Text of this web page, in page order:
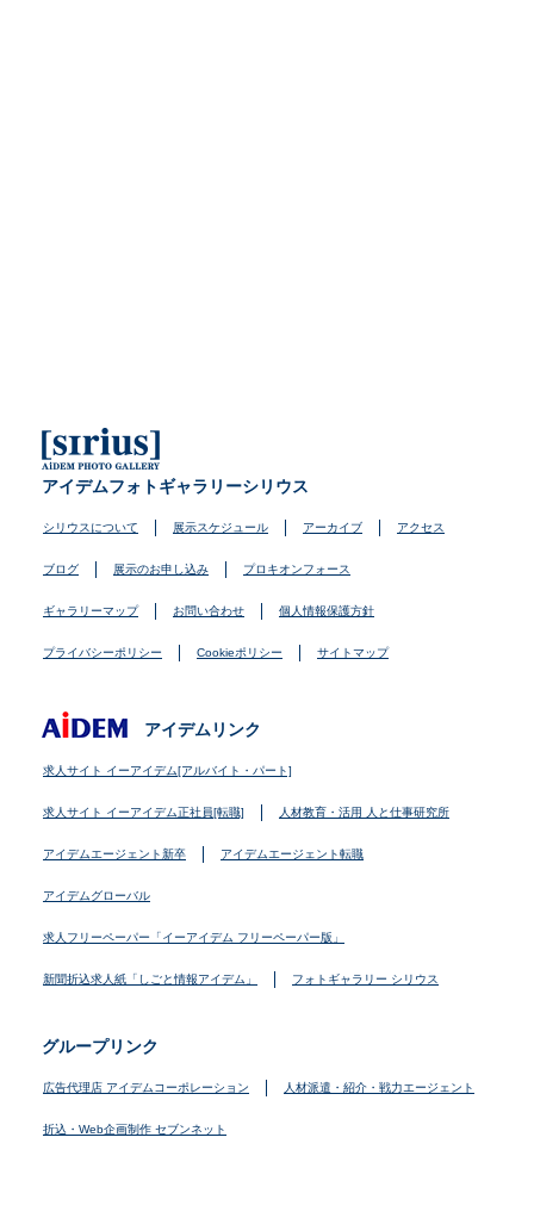
アイデムフォトギャラリーシリウス
シリウスについて 展示スケジュール アーカイブ アクセス
ブログ 展示のお申し込み プロキオンフォース
ギャラリーマップ お問い合わせ 個人情報保護方針
プライバシーポリシー Cookieポリシー サイトマップ
アイデムリンク
求人サイト イーアイデム[アルバイト・パート]
求人サイト イーアイデム正社員[転職] 人材教育・活用 人と仕事研究所
アイデムエージェント新卒 アイデムエージェント転職
アイデムグローバル
求人フリーペーパー「イーアイデム フリーペーパー版」
新聞折込求人紙「しごと情報アイデム」 フォトギャラリー シリウス
グループリンク
広告代理店 アイデムコーポレーション 人材派遣・紹介・戦力エージェント
折込・Web企画制作 セブンネット